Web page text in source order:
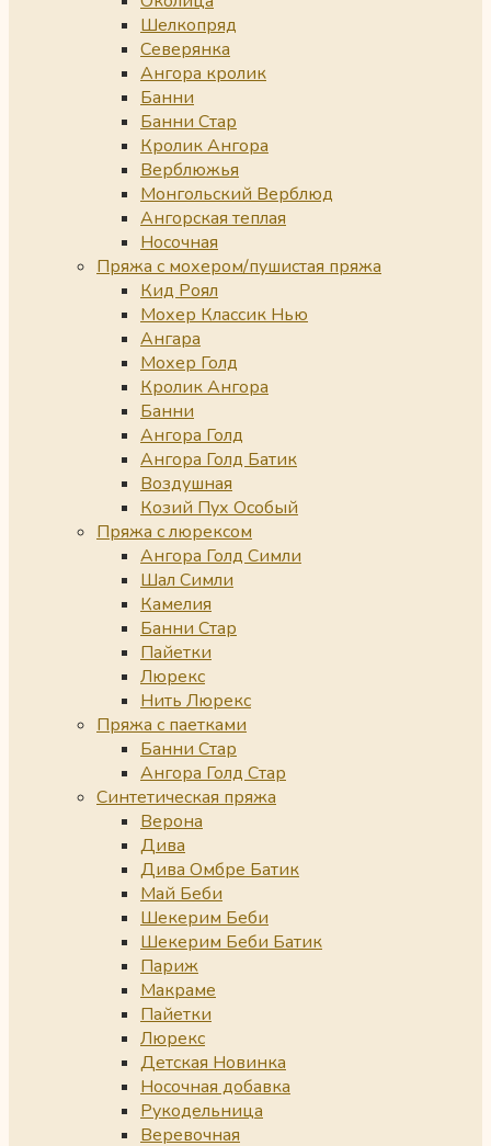
Шелкопряд
Северянка
Ангора кролик
Банни
Банни Стар
Кролик Ангора
Верблюжья
Монгольский Верблюд
Ангорская теплая
Носочная
Пряжа с мохером/пушистая пряжа
Кид Роял
Мохер Классик Нью
Ангара
Мохер Голд
Кролик Ангора
Банни
Ангора Голд
Ангора Голд Батик
Воздушная
Козий Пух Особый
Пряжа с люрексом
Ангора Голд Симли
Шал Симли
Камелия
Банни Стар
Пайетки
Люрекс
Нить Люрекс
Пряжа с паетками
Банни Стар
Ангора Голд Стар
Синтетическая пряжа
Верона
Дива
Дива Омбре Батик
Май Беби
Шекерим Беби
Шекерим Беби Батик
Париж
Макраме
Пайетки
Люрекс
Детская Новинка
Носочная добавка
Рукодельница
Веревочная